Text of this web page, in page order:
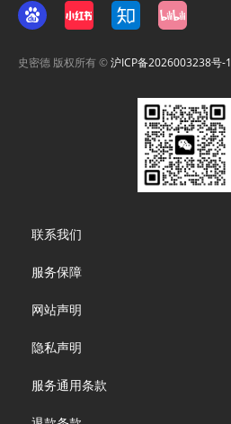
史密德 版权所有 ©沪ICP备2026003238号-1
menu
联系我们
服务保障
网站声明
隐私声明
服务通用条款